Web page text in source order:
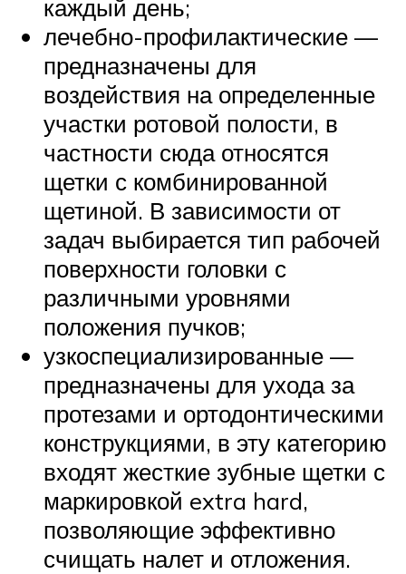
каждый день;
лечебно-профилактические —
предназначены для
воздействия на определенные
участки ротовой полости, в
частности сюда относятся
щетки с комбинированной
щетиной. В зависимости от
задач выбирается тип рабочей
поверхности головки с
различными уровнями
положения пучков;
узкоспециализированные —
предназначены для ухода за
протезами и ортодонтическими
конструкциями, в эту категорию
входят жесткие зубные щетки с
маркировкой extra hard,
позволяющие эффективно
счищать налет и отложения.